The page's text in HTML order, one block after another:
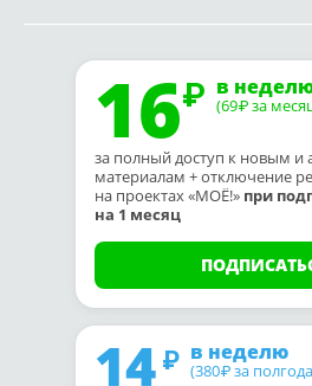
16 в
(69₽ за
за полный доступ к новым и
материалам + отключение
на проектах «МОЁ!» при
на 1 месяц
14 в неделю
(380₽ за